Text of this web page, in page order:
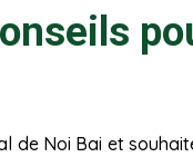
de Noi Bai et